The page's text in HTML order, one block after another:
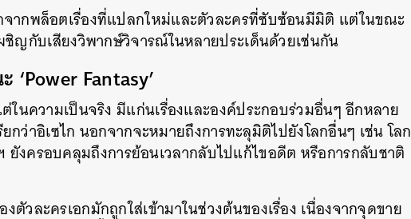
ากพล็อตเรื่องที่แปลกใหม่และตัวละครที่ซับซ้อนมีมิติ แต่ในขณะ
ชิญกับเสียงวิพากษ์วิจารณ์ในหลายประเด็นด้วยเช่นกัน
Fantasy’
ในความเป็นจริง มีแก่นเรื่องและองค์ประกอบร่วมอื่นๆ อีกหลาย
กว่าอิเซไก นอกจากจะหมายถึงการทะลุมิติไปยังโลกอื่นๆ เช่น โลก
ยังครอบคลุมถึงการย้อนเวลากลับไปแก้ไขอดีต หรือการกลับชาติ
วละครเอกมักถูกใส่เข้ามาในช่วงต้นของเรื่อง เนื่องจากจุดขาย